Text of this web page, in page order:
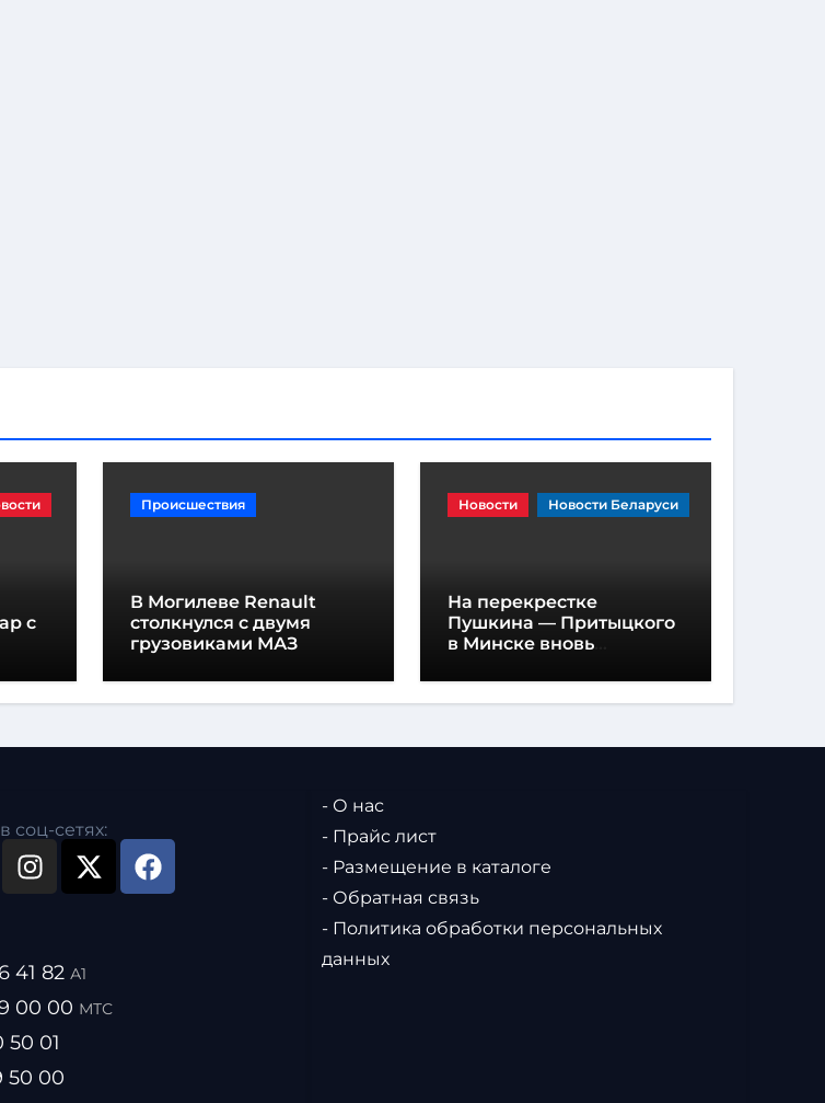
с
метр
Происшествия
В Могилеве Renault
столкнулся с двумя
грузовиками МАЗ
Новости Новости Беларуси
На перекрестке
Пушкина — Притыцкого
в Минске вновь
разметка
соц-сетях:
41 82 А1
00 00 МТС
50 01
50 00
- О нас
- Прайс лист
- Размещение в каталоге
- Обратная связь
- Политика обработки персональных
данных